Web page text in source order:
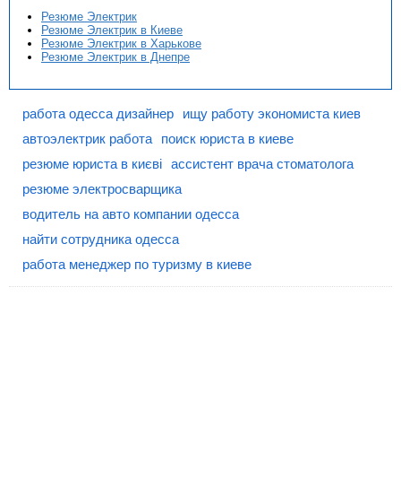
Резюме Электрик
Резюме Электрик в Киеве
Резюме Электрик в Харькове
Резюме Электрик в Днепре
работа одесса дизайнер
ищу работу экономиста киев
автоэлектрик работа
поиск юриста в киеве
резюме юриста в києві ассистент врача стоматолога
резюме электросварщика
водитель на авто компании одесса
найти сотрудника одесса
работа менеджер по туризму в киеве